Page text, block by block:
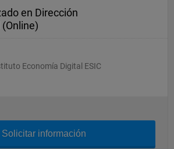
en Dirección
Economía Digital ESIC
Solicitar información